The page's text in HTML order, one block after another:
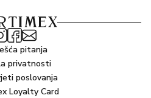
pitanja
privatnosti
poslovanja
Loyalty Card